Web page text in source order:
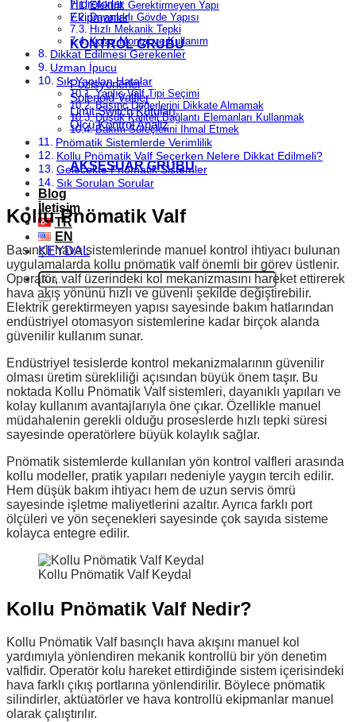
Hidroforlar
Ekipmanlar
KONTROL GRUBU
Pozisyonerler
Solenoid Valfler
Limit Switch Kutuları
Ölçü Kontrol Analiz
AKSESUAR GRUBU
Blog
İletişim
TR
EN
KEYDAL
Ara:
Elektrik Gerektirmeyen Yapı
Dayanıklı Gövde Yapısı
Hızlı Mekanik Tepki
Kolay Montaj ve Kullanım
Dikkat Edilmesi Gerekenler
Uzman İpucu
Sık Yapılan Hatalar
Yanlış Valf Tipi Seçimi
Basınç Değerlerini Dikkate Almamak
Düşük Kaliteli Bağlantı Elemanları Kullanmak
Bakım Süreçlerini İhmal Etmek
Pnömatik Sistemlerde Verimlilik
Kollu Pnömatik Valf Seçerken Nelere Dikkat Edilmeli?
Gelecekte Pnömatik Sistemler
Sık Sorulan Sorular
Kollu Pnömatik Valf
Basınçlı hava sistemlerinde manuel kontrol ihtiyacı bulunan
uygulamalarda kollu pnömatik valf önemli bir görev üstlenir.
Operatör, valf üzerindeki kol mekanizmasını hareket ettirerek
hava akış yönünü hızlı ve güvenli şekilde değiştirebilir.
Elektrik gerektirmeyen yapısı sayesinde bakım hatlarından
endüstriyel otomasyon sistemlerine kadar birçok alanda
güvenilir kullanım sunar.
Endüstriyel tesislerde kontrol mekanizmalarının güvenilir
olması üretim sürekliliği açısından büyük önem taşır. Bu
noktada Kollu Pnömatik Valf sistemleri, dayanıklı yapıları ve
kolay kullanım avantajlarıyla öne çıkar. Özellikle manuel
müdahalenin gerekli olduğu proseslerde hızlı tepki süresi
sayesinde operatörlere büyük kolaylık sağlar.
Pnömatik sistemlerde kullanılan yön kontrol valfleri arasında
kollu modeller, pratik yapıları nedeniyle yaygın tercih edilir.
Hem düşük bakım ihtiyacı hem de uzun servis ömrü
sayesinde işletme maliyetlerini azaltır. Ayrıca farklı port
ölçüleri ve yön seçenekleri sayesinde çok sayıda sisteme
kolayca entegre edilir.
Kollu Pnömatik Valf Keydal
Kollu Pnömatik Valf Nedir?
Kollu Pnömatik Valf basınçlı hava akışını manuel kol
yardımıyla yönlendiren mekanik kontrollü bir yön denetim
valfidir. Operatör kolu hareket ettirdiğinde sistem içerisindeki
hava farklı çıkış portlarına yönlendirilir. Böylece pnömatik
silindirler, aktüatörler ve hava kontrollü ekipmanlar manuel
olarak çalıştırılır.